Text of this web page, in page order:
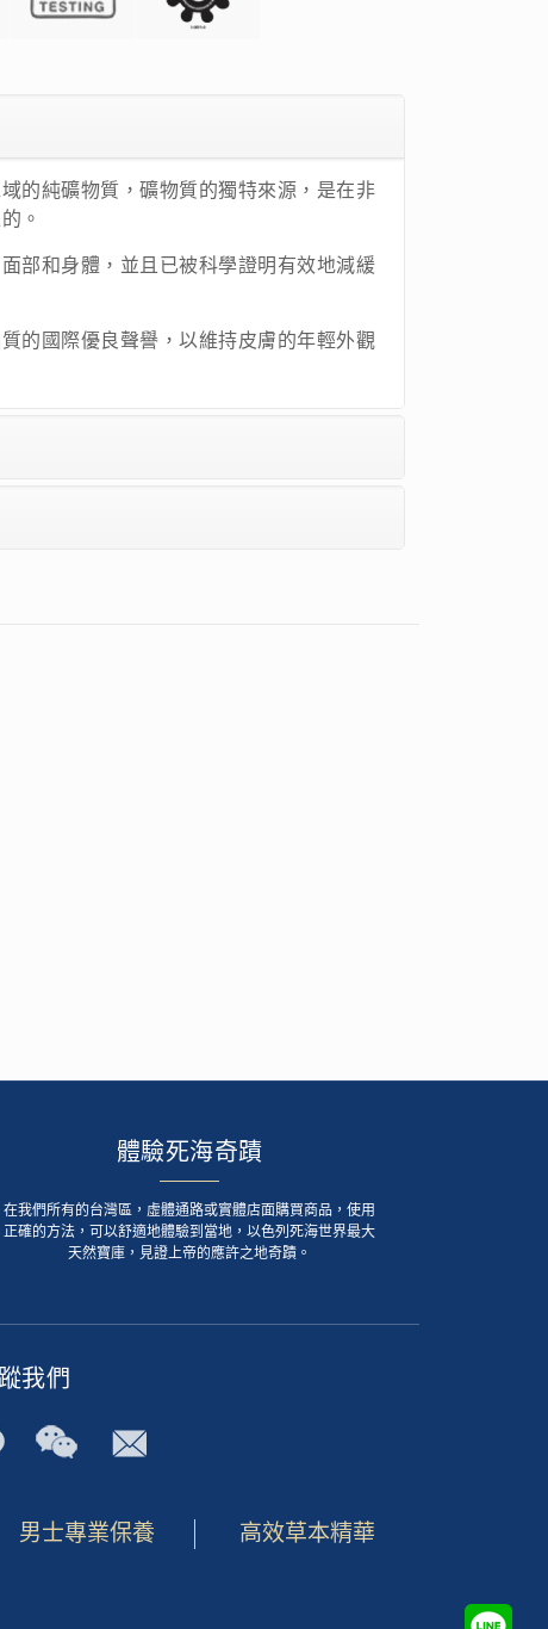
的純礦物質，礦物質的獨特來源，是在非
。
部和身體，並且已被科學證明有效地減緩
的國際優良聲譽，以維持皮膚的年輕外觀
體驗死海奇蹟
在我們所有的台灣區，虛體通路或實體店面購買商品，使用
正確的方法，可以舒適地體驗到當地，以色列死海世界最大
天然寶庫，見證上帝的應許之地奇蹟。
我們
男士專業保養 高效草本精華